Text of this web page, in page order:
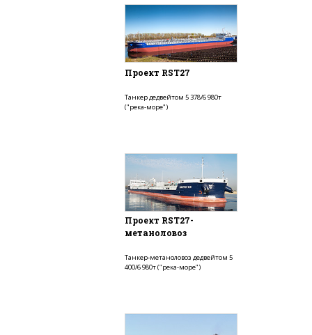
Проект RST27
Танкер дедвейтом 5 378/6 980т
("река-море")
Проект RST27-
метаноловоз
Танкер-метаноловоз дедвейтом 5
400/6 980т ("река-море")